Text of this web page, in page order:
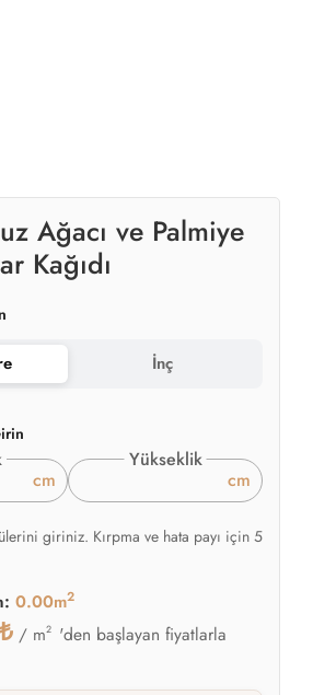
Ağacı ve Palmiye
Kağıdı
İnç
cm
Yükseklik
cm
giriniz. Kırpma ve hata payı için 5
0.00m2
₺ / m2 'den başlayan fiyatlarla